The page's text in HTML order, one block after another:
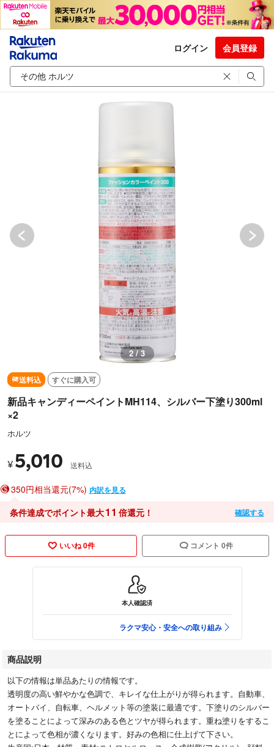
ログイン 会員登録
2 / 3
送料込 すぐに購入可
新品キャンディーペイントMH114、シルバー下塗り300ml
×2
ホルツ
¥ 5,010 送料込
350円相当還元(7%) 内訳を見る
条件達成でポイント最大11 倍還元！ 確認する
いいね 0件 コメント 0件
本人確認済
ラクマ安心・安全への取り組み
商品説明
以下の情報は単品あたりの情報です。
透明度の高い鮮やかな色調で、キレイな仕上がりが得られます。自動車、
オートバイ、自転車、ヘルメット等の塗装に最適です。下塗りのシルバー
を塗ることによって深みのある色とツヤが得られます。重ね塗りをするこ
とによって色相が濃くなります。好みの色相に仕上げて下さい。